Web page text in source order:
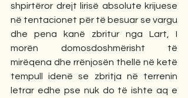
shpirtëror drejt lirisë absolute krijuese
në tentacionet për të besuar se vargu
dhe pena kanë zbritur nga Lart, I
morën domosdoshmërisht të
mirëqena dhe rrënjosën thellë në ketë
tempull idenë se zbritja në terrenin
letrar edhe pse nuk do të ishte aq e